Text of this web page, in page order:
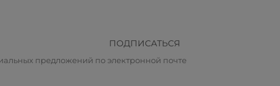
ПОДПИСАТЬСЯ
предложений по электронной почте